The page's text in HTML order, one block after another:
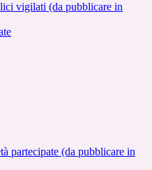
vigilati (da pubblicare in
partecipate (da pubblicare in